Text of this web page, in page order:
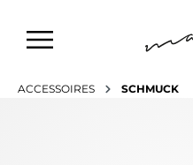
ACCESSOIRES SCHMUCK